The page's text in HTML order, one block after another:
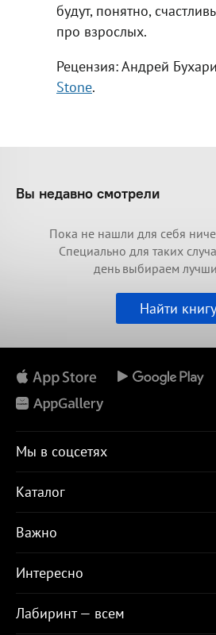
будут, понятно,
про взрослых.
Рецензия: Андрей
Stone.
Вы недавно смотрели
Пока не нашли для себя
Специально для таких
день выбираем
Найти книгу
Мы в соцсетях
Каталог
Важно
Интересно
Лабиринт — всем